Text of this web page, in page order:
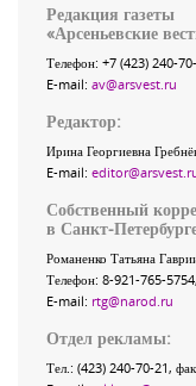
Редакция газеты
«Арсеньевские
Телефон: +7 (423) 240-
E-mail: av@arsvest.ru
Редактор:
Ирина Георгиевна
E-mail:
Собственный
в Санкт-
Романенко Татьяна
Телефон: 8-921-765-5754,
E-mail: rtg@narod.ru
Отдел рекламы:
Тел.: (423) 240-70-21,